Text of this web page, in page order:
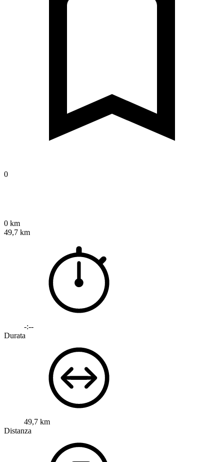
0
0 km
49,7 km
-:--
Durata
49,7 km
Distanza